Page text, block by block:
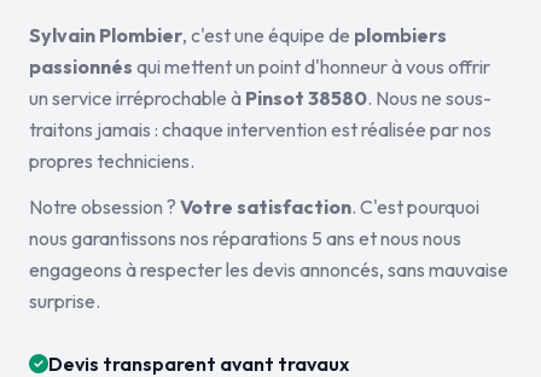
Sylvain Plombier, c'est une équipe de plombiers
passionnés qui mettent un point d'honneur à vous offrir
un service irréprochable à Pinsot 38580. Nous ne sous-
traitons jamais : chaque intervention est réalisée par nos
propres techniciens.
Notre obsession ? Votre satisfaction. C'est pourquoi
nous garantissons nos réparations 5 ans et nous nous
engageons à respecter les devis annoncés, sans mauvaise
surprise.
Devis transparent avant travaux